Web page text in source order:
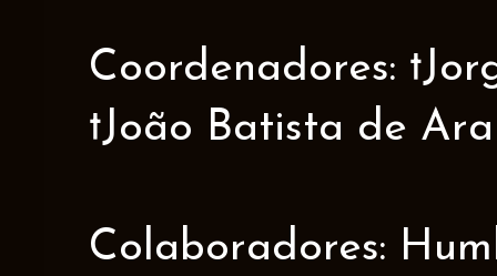
Coordenadores:
†João Batista de
Colaboradores: